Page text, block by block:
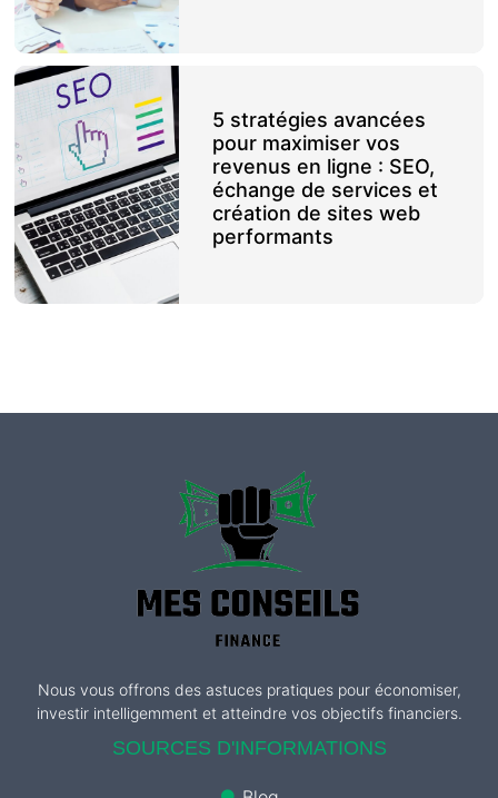
5 stratégies avancées
pour maximiser vos
revenus en ligne : SEO,
échange de services et
création de sites web
performants
Nous vous offrons des astuces pratiques pour économiser,
investir intelligemment et atteindre vos objectifs financiers.
SOURCES D'INFORMATIONS